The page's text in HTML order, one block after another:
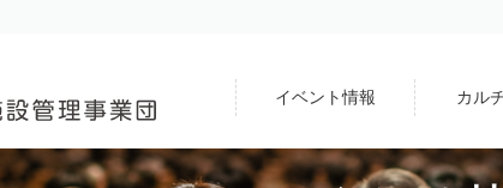
イベント情報 カル